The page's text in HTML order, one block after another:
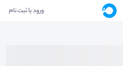
ورود یا ثبت نام